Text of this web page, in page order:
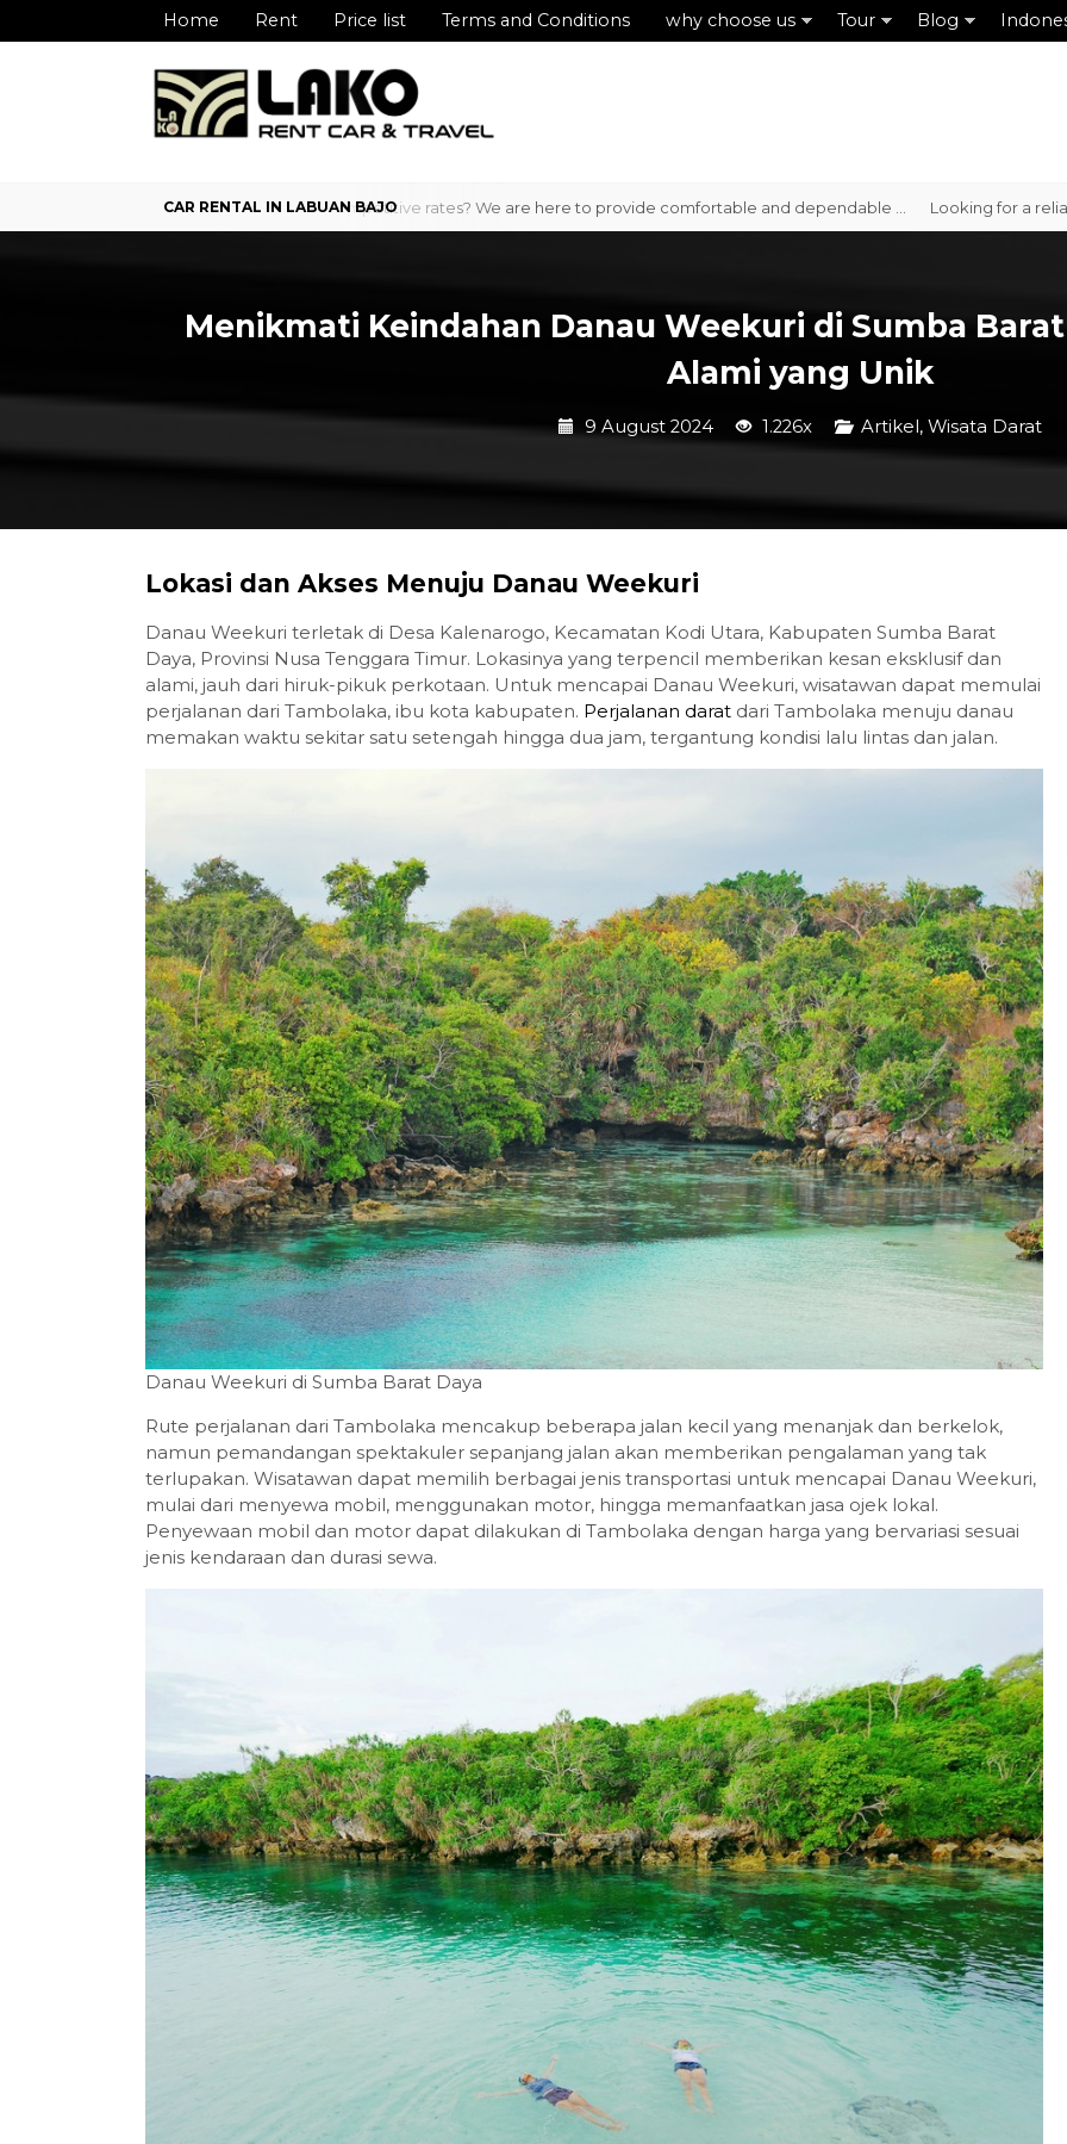
Home Rent Price list Terms and Conditions why choose us Tour Blog
with professional service and competitive rates? We are here to provide comfortable and dependable ... Looking for a reliable car
Menikmati Keindahan Danau Weekuri di Sumba
Alami yang Unik
9 August 2024 1.226x Artikel, Wisata Darat
Lokasi dan Akses Menuju Danau Weekuri
Danau Weekuri terletak di Desa Kalenarogo, Kecamatan Kodi Utara, Kabupaten Sumba Barat
Daya, Provinsi Nusa Tenggara Timur. Lokasinya yang terpencil memberikan kesan eksklusif dan
alami, jauh dari hiruk-pikuk perkotaan. Untuk mencapai Danau Weekuri, wisatawan dapat memulai
perjalanan dari Tambolaka, ibu kota kabupaten. Perjalanan darat dari Tambolaka menuju danau
memakan waktu sekitar satu setengah hingga dua jam, tergantung kondisi lalu lintas dan jalan.
Danau Weekuri di Sumba Barat Daya
Rute perjalanan dari Tambolaka mencakup beberapa jalan kecil yang menanjak dan berkelok,
namun pemandangan spektakuler sepanjang jalan akan memberikan pengalaman yang tak
terlupakan. Wisatawan dapat memilih berbagai jenis transportasi untuk mencapai Danau Weekuri,
mulai dari menyewa mobil, menggunakan motor, hingga memanfaatkan jasa ojek lokal.
Penyewaan mobil dan motor dapat dilakukan di Tambolaka dengan harga yang bervariasi sesuai
jenis kendaraan dan durasi sewa.
City Tour Labuan bajo ke air
ter...
Labuan Bajo Daily
Contact Us